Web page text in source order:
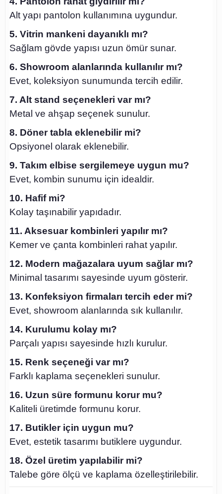
Alt yapı pantolon kullanımına uygundur.
5. Vitrin mankeni dayanıklı mı?
Sağlam gövde yapısı uzun ömür sunar.
6. Showroom alanlarında kullanılır mı?
Evet, koleksiyon sunumunda tercih edilir.
7. Alt stand seçenekleri var mı?
Metal ve ahşap seçenek sunulur.
8. Döner tabla eklenebilir mi?
Opsiyonel olarak eklenebilir.
9. Takım elbise sergilemeye uygun mu?
Evet, kombin sunumu için idealdir.
10. Hafif mi?
Kolay taşınabilir yapıdadır.
11. Aksesuar kombinleri yapılır mı?
Kemer ve çanta kombinleri rahat yapılır.
12. Modern mağazalara uyum sağlar mı?
Minimal tasarımı sayesinde uyum gösterir.
13. Konfeksiyon firmaları tercih eder mi?
Evet, showroom alanlarında sık kullanılır.
14. Kurulumu kolay mı?
Parçalı yapısı sayesinde hızlı kurulur.
15. Renk seçeneği var mı?
Farklı kaplama seçenekleri sunulur.
16. Uzun süre formunu korur mu?
Kaliteli üretimde formunu korur.
17. Butikler için uygun mu?
Evet, estetik tasarımı butiklere uygundur.
18. Özel üretim yapılabilir mi?
Talebe göre ölçü ve kaplama özelleştirilebilir.